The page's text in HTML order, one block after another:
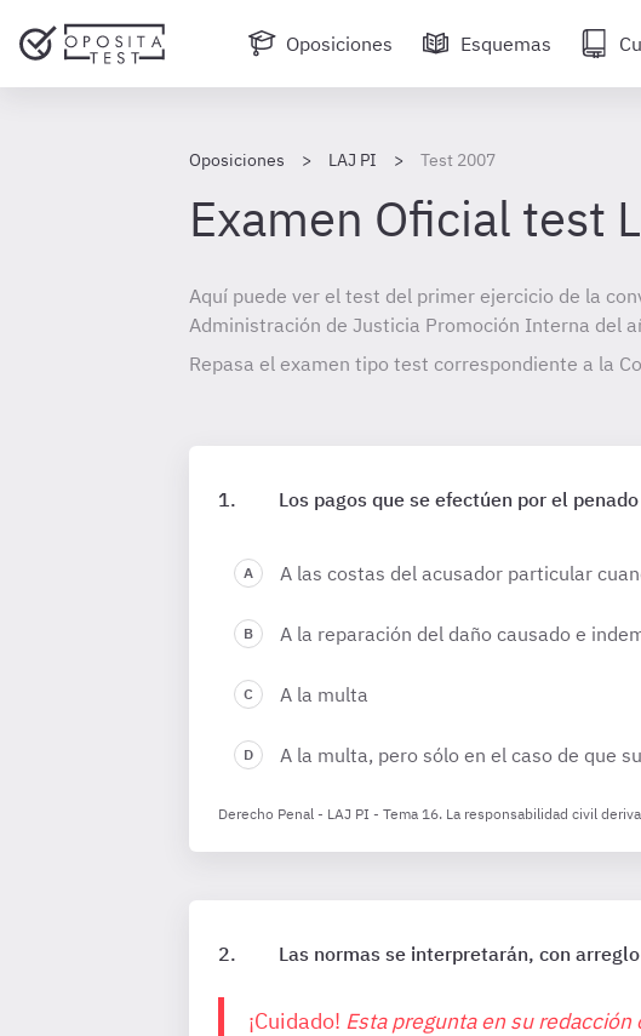
Oposiciones Esquemas
Oposiciones LAJ PI Test 2007
Examen Oficial test
Aquí puede ver el test del primer ejercicio de la
Administración de Justicia Promoción Interna del
Repasa el examen tipo test correspondiente a la
Los pagos que se efectúen por el
A las costas del acusador particular
A la reparación del daño causado e
A la multa
A la multa, pero sólo en el caso de que
Derecho Penal - LAJ PI - Tema 16. La responsabilidad civil
Las normas se interpretarán, con
¡Cuidado! Esta pregunta en su